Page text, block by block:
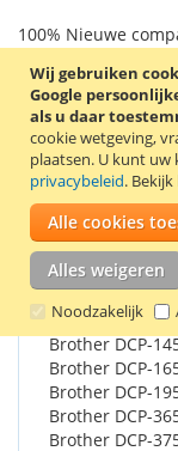
Wij gebruiken
Google
als u daar
cookie wetgeving,
plaatsen. U kunt uw
privacybeleid.
Alle cookies
Alles weigeren
Noodzakelijk
100% Nieuwe
geschikt als
LC-65BK en LC-
Goede kwaliteit en
Details
Geschikt voor
Brother DCP-
Brother DCP-
Brother DCP-
Brother DCP-
Brother DCP-